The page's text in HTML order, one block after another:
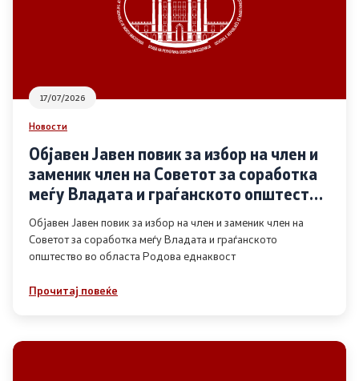
Дијалог меѓу Владата и граѓанскиот сектор
Отворени денови за иницијативи на граѓанските
организации
Финансиска поддршка
17/07/2026
Новости
Објавен Јавен повик за избор на член и
заменик член на Советот за соработка
меѓу Владата и граѓанското општество
во областа Родова еднаквост
Објавен Јавен повик за избор на член и заменик член на
Советот за соработка меѓу Владата и граѓанското
општество во областа Родова еднаквост
Прочитај повеќе